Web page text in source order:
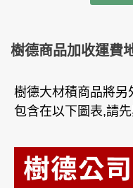
樹德商品加收運費
樹德大材積商品將
包含在以下圖表,請